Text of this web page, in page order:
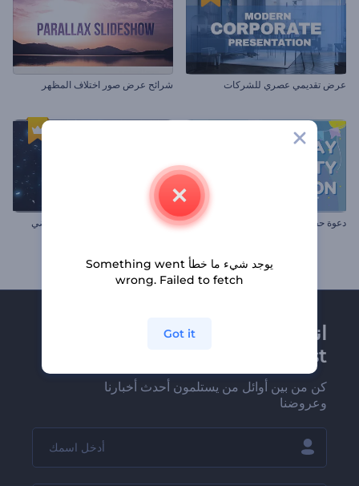
عرض تقديمي عصري للشركات شرائح عرض صور اختلاف المظهر
دعوة حفل عيد ميلاد تهاني الكريسماس المتوهجة بالفضي
انضم إلى نشرة
Renderforest الإخبارية
كن من بين أوائل من يستلمون أحدث أخبارنا
وعروضنا
يوجد شيء ما خطأ Something went
wrong. Failed to fetch
Got it